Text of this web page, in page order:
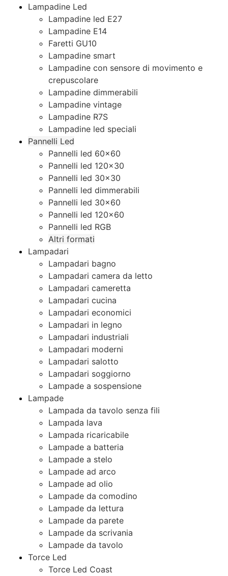
Lampadine Led
Lampadine led E27
Lampadine E14
Faretti GU10
Lampadine smart
Lampadine con sensore di movimento e
crepuscolare
Lampadine dimmerabili
Lampadine vintage
Lampadine R7S
Lampadine led speciali
Pannelli Led
Pannelli led 60×60
Pannelli led 120×30
Pannelli led 30×30
Pannelli led dimmerabili
Pannelli led 30×60
Pannelli led 120×60
Pannelli led RGB
Altri formati
Lampadari
Lampadari bagno
Lampadari camera da letto
Lampadari cameretta
Lampadari cucina
Lampadari economici
Lampadari in legno
Lampadari industriali
Lampadari moderni
Lampadari salotto
Lampadari soggiorno
Lampade a sospensione
Lampade
Lampada da tavolo senza fili
Lampada lava
Lampada ricaricabile
Lampade a batteria
Lampade a stelo
Lampade ad arco
Lampade ad olio
Lampade da comodino
Lampade da lettura
Lampade da parete
Lampade da scrivania
Lampade da tavolo
Torce Led
Torce Led Coast